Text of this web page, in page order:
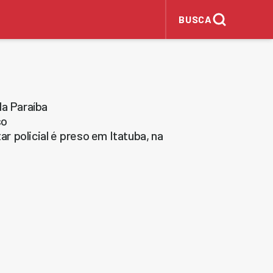
BUSCA
Paraíba
policial é preso em Itatuba, na